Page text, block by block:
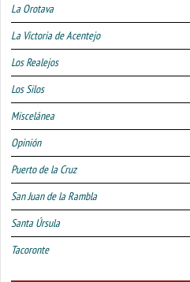
La Orotava
La Victoria de Acentejo
Los Realejos
Los Silos
Miscelánea
Opinión
Puerto de la Cruz
San Juan de la Rambla
Santa Úrsula
Tacoronte